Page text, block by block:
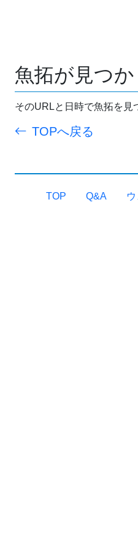
魚拓が見つか
そのURLと日時で魚拓を見
TOPへ戻る
TOP Q&A